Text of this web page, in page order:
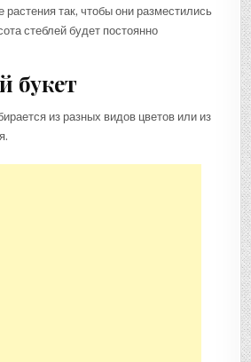
так, чтобы они разместились
стеблей будет постоянно
букет
из разных видов цветов или из